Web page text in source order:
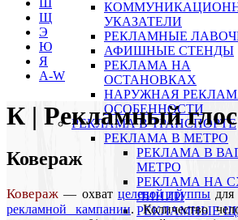
УКАЗАТЕЛИ
РЕКЛАМНЫЕ
АФИШНЫЕ СТЕНДЫ
РЕКЛАМА НА
ОСТАНОВКАХ
НАРУЖНАЯ
ОСОБЕННОСТИ
РЕКЛАМА В ТРАНСПОРТЕ
РЕКЛАМА В МЕТРО
РЕКЛАМА В
МЕТРО
РЕКЛАМА НА
ЛИНИЙ
РЕКЛАМНЫЕ
Ш
Щ
Э
Ю
Я
A-W
К | Рекламный
Ковераж
Ковераж — охват целевой группы
рекламной кампании. Количество